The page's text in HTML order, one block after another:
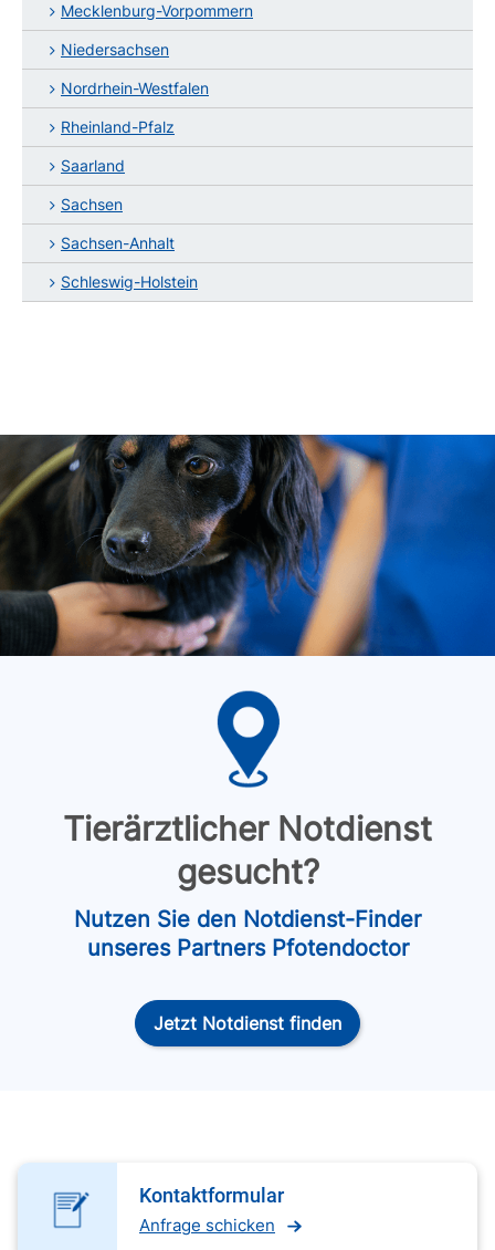
Mecklenburg-Vorpommern
Niedersachsen
Nordrhein-Westfalen
Rheinland-Pfalz
Saarland
Sachsen
Sachsen-Anhalt
Schleswig-Holstein
Tierärztlicher Notdienst
gesucht?
Nutzen Sie den Notdienst-Finder
unseres Partners Pfotendoctor
Jetzt Notdienst finden
Kontaktformular
Anfrage schicken